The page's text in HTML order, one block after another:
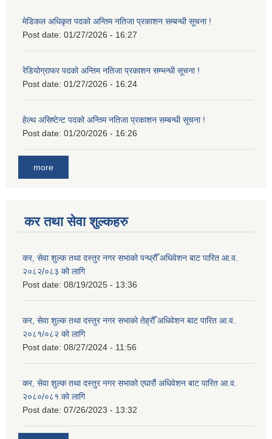
मेडिकल अधिकृत पदको अन्तिम नतिजा प्रकाशन सम्बन्धी सूचना !
Post date: 01/27/2026 - 16:27
रेडियोग्राफर पदको अन्तिम नतिजा प्रकाशन सम्भन्धी सूचना !
Post date: 01/27/2026 - 16:24
हेल्थ असिष्टेन्ट पदको अन्तिम नतिजा प्रकाशन सम्बन्धी सूचना !
Post date: 01/20/2026 - 16:26
more
कर तथा सेवा शुल्कहरु
कर, सेवा शुल्क तथा दस्तुर नगर सभाको पन्ध्रौँ अधिवेशन बाट पारित आ.व.
२०८२/०८३ को लागि
Post date: 08/19/2025 - 13:36
कर, सेवा शुल्क तथा दस्तुर नगर सभाको तेह्रौँ अधिवेशन बाट पारित आ.व.
२०८१/०८२ को लागि
Post date: 08/27/2024 - 11:56
कर, सेवा शुल्क तथा दस्तुर नगर सभाको एघारौं अधिवेशन बाट पारित आ.व.
२०८०/०८१ को लागि
Post date: 07/26/2023 - 13:32